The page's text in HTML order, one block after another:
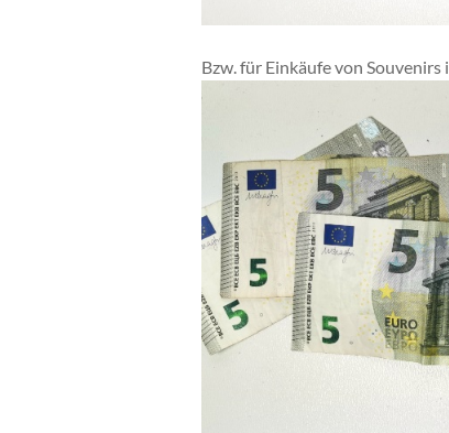
Bzw. für Einkäufe von